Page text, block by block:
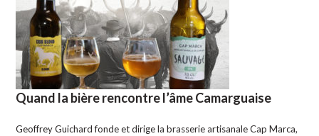
Quand la bière rencontre l’âme Camarguaise
Geoffrey Guichard fonde et dirige la brasserie artisanale Cap Marca,